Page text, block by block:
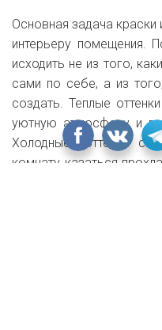
Основная задача
интерьеру помещения.
исходить не из того,
сами по себе, а из
создать. Теплые
уютную атмосферу и
Холодные (оттенки
комнату казаться